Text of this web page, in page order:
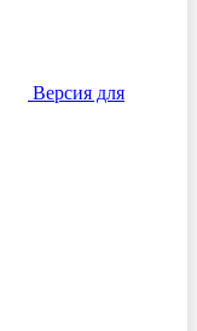
Версия для